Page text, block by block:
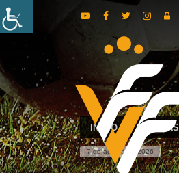
INICIO NOTICIAS
7 de agosto de 2026